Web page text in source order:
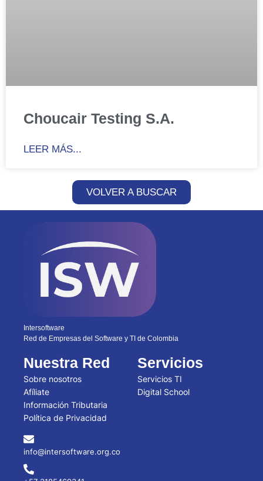
Choucair Testing S.A.
LEER MÁS...
VOLVER A BUSCAR
Intersoftware
Red de Empresas del Software y TI de Colombia
Nuestra Red
Sobre nosotros
Afíliate
Información Tributaria
Política de Privacidad
Servicios
Servicios TI
Digital School
info@intersoftware.org.co